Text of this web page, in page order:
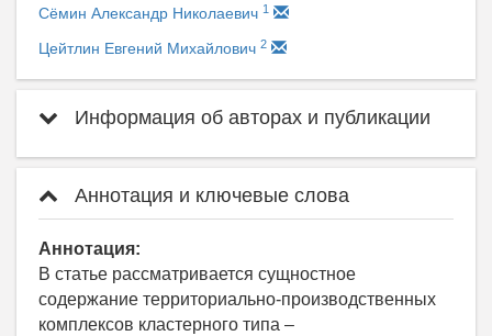
Сёмин Александр Николаевич 1
Цейтлин Евгений Михайлович 2
Информация об авторах и публикации
Аннотация и ключевые слова
Аннотация:
В статье рассматривается сущностное
содержание территориально-производственных
комплексов кластерного типа –